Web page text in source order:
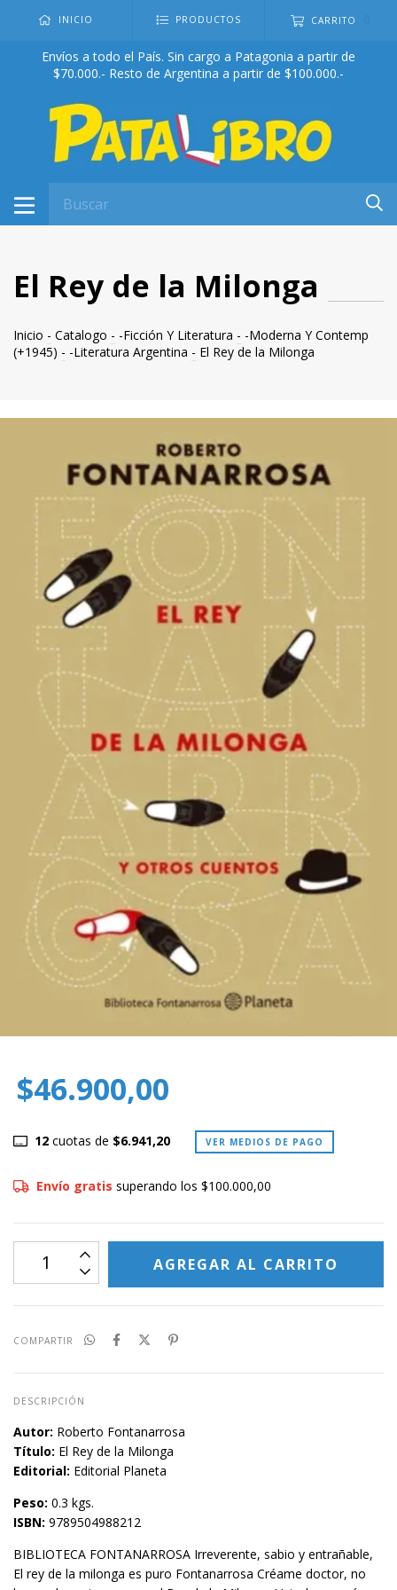
INICIO PRODUCTOS CARRITO
Envíos a todo el País. Sin cargo a Patagonia a partir de
$70.000.- Resto de Argentina a partir de $100.000.-
El Rey de la Milonga
Inicio - Catalogo - -Ficción Y Literatura - -Moderna Y Contemp
(+1945) - -Literatura Argentina - El Rey de la Milonga
$46.900,00
12cuotas de $6.941,20 VER MEDIOS DE PAGO
Envío gratis superando los $100.000,00
COMPARTIR
DESCRIPCIÓN
Autor: Roberto Fontanarrosa
Título: El Rey de la Milonga
Editorial: Editorial Planeta
Peso: 0.3 kgs.
ISBN: 9789504988212
BIBLIOTECA FONTANARROSA Irreverente, sabio y entrañable,
El rey de la milonga es puro Fontanarrosa Créame doctor, no